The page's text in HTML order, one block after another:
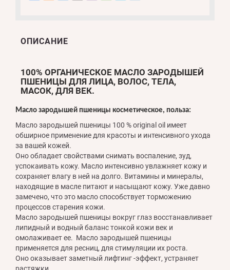
ОПИСАНИЕ
100% ОРГАНИЧЕСКОЕ МАСЛО ЗАРОДЫШЕЙ
ПШЕНИЦЫ ДЛЯ ЛИЦА, ВОЛОС, ТЕЛА,
МАСОК, ДЛЯ ВЕК.
Масло зародышей пшеницы косметическое, польза:
Масло зародышей пшеницы 100 % original oil имеет
обширное применение для красоты и интенсивного ухода
за вашей кожей.
Оно обладает свойствами снимать воспаление, зуд,
успокаивать кожу. Масло интенсивно увлажняет кожу и
сохраняет влагу в ней на долго. Витамины и минералы,
находящие в масле питают и насыщают кожу. Уже давно
замечено, что это масло способствует торможению
процессов старения кожи.
Масло зародышей пшеницы вокруг глаз восстанавливает
липидный и водный баланс тонкой кожи век и
омолаживает ее. Масло зародышей пшеницы
применяется для ресниц, для стимуляции их роста.
Оно оказывает заметный лифтинг -эффект, устраняет